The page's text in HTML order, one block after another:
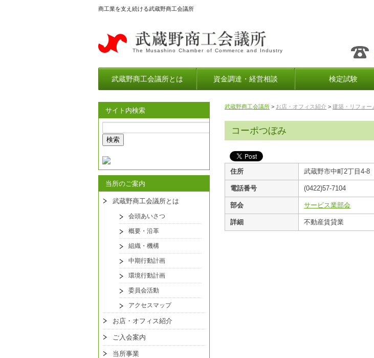
商工業を支え続ける武蔵野商工会議所
The Musashino Chamber of Commerce and Industry
武蔵野商工会議所とは 資金調達・経営相談 検定試験
サイト内検索
当所のご案内
武蔵野商工会議所とは
会頭あいさつ
概要・沿革
組織・機構
中期行動計画
環境行動計画
委員会活動
アクセスマップ
お店・オフィス紹介
ご入会案内
当所事業
武蔵野商工会議所 > お店・オフィス紹介 >建築・リフォー
コーポつぼみ
住所 武蔵野市中町2丁目4-
電話番号 (0422)57-7104
部会 サービス業部会
詳細 不動産賃貸業